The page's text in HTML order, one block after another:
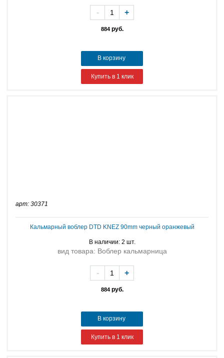
884руб.
- +
В корзину
Купить в 1 клик
арт: 30371
Кальмарный воблер DTD KNEZ 90mm черный оранжевый
В наличии: 2 шт.
вид товара: Воблер кальмарница
884руб.
- +
В корзину
Купить в 1 клик